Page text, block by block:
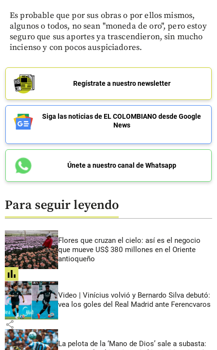
Es probable que por sus obras o por ellos mismos,
algunos o todos, no sean "moneda de oro", pero estoy
seguro que sus aportes ya trascendieron, sin mucho
incienso y con pocos auspiciadores.
Regístrate a nuestro newsletter
Siga las noticias de EL COLOMBIANO desde Google
News
Únete a nuestro canal de Whatsapp
Para seguir leyendo
Flores que cruzan el cielo: así es el negocio
que mueve US$ 380 millones en el Oriente
antioqueño
share
Video | Vinícius volvió y Bernardo Silva debutó:
vea los goles del Real Madrid ante Ferencvaros
share
La pelota de la ‘Mano de Dios’ sale a subasta: